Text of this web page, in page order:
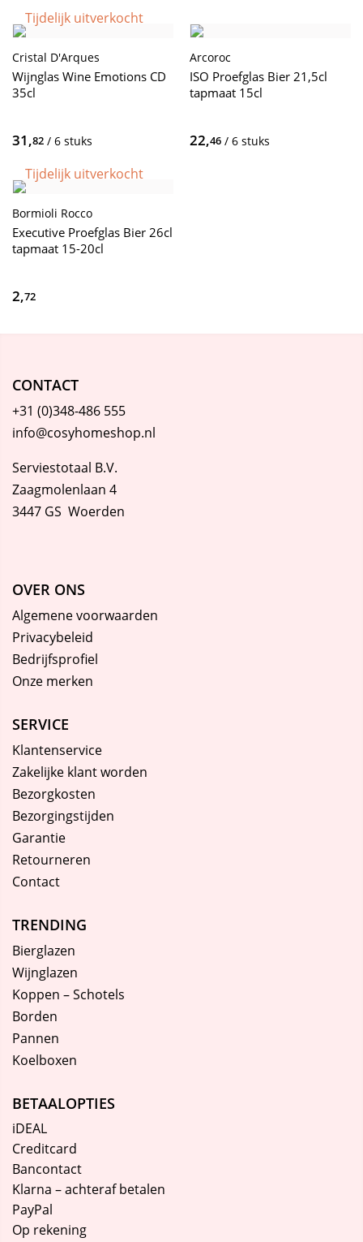
Tijdelijk uitverkocht
Cristal D'Arques
Wijnglas Wine Emotions CD
35cl
31,82 / 6 stuks
Arcoroc
ISO Proefglas Bier 21,5cl
tapmaat 15cl
22,46 / 6 stuks
Tijdelijk uitverkocht
Bormioli Rocco
Executive Proefglas Bier 26cl
tapmaat 15-20cl
2,72
CONTACT
+31 (0)348-486 555
info@cosyhomeshop.nl
Serviestotaal B.V.
Zaagmolenlaan 4
3447 GS Woerden
OVER ONS
Algemene voorwaarden
Privacybeleid
Bedrijfsprofiel
Onze merken
SERVICE
Klantenservice
Zakelijke klant worden
Bezorgkosten
Bezorgingstijden
Garantie
Retourneren
Contact
TRENDING
Bierglazen
Wijnglazen
Koppen – Schotels
Borden
Pannen
Koelboxen
BETAALOPTIES
iDEAL
Creditcard
Bancontact
Klarna – achteraf betalen
PayPal
Op rekening